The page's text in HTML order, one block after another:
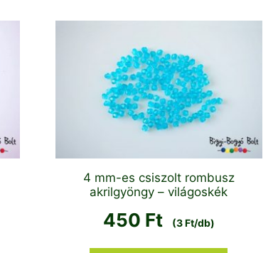
4 mm-es csiszolt rombusz
akrilgyöngy – világoskék
450 Ft (3 Ft/db)